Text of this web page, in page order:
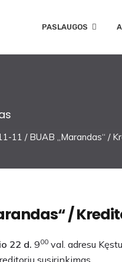
PASLAUGOS
11 / BUAB ,,Marandas“ /
/
22 d. 900 val. adresu
susirinkimas.